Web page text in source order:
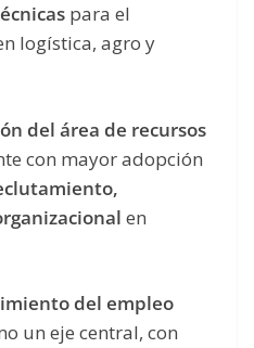
para el
logística, agro y
del área de recursos
con mayor adopción
en
del empleo
un eje central, con